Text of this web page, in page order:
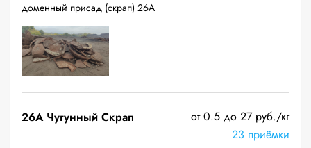
доменный присад (скрап) 26А
26A Чугунный Скрап
от 0.5 до 27 руб./кг
23 приёмки